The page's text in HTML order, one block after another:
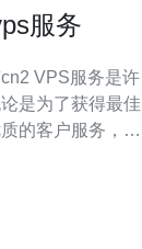
服务
VPS服务是许
是为了获得最佳
的客户服务，如
务中做出明智的